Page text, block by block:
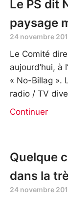
Le PS dit
paysage
24 novembre
Le Comité
aujourd’hui, à
« No-Billag ».
radio / TV
Continuer
Quelque
dans la
24 novembre